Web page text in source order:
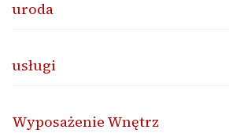
uroda
usługi
Wyposażenie Wnętrz